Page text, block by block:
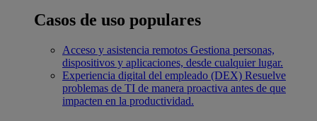
Casos de uso populares
Acceso y asistencia remotos Gestiona personas,
dispositivos y aplicaciones, desde cualquier lugar.
Experiencia digital del empleado (DEX) Resuelve
problemas de TI de manera proactiva antes de que
impacten en la productividad.